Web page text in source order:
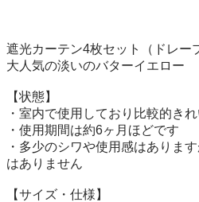
遮光カーテン4枚セット（ドレー
大人気の淡いのバターイエロー
【状態】
・室内で使用しており比較的き
・使用期間は約6ヶ月ほどです
・多少のシワや使用感はありま
はありません
【サイズ・仕様】